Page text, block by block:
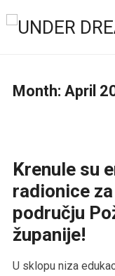
Month: April
Krenule su
radionice
području
županije!
U sklopu niza